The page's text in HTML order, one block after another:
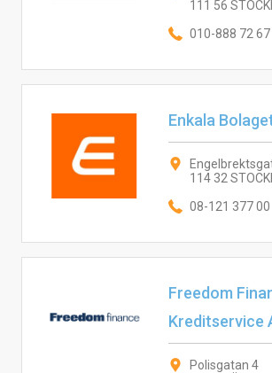
111 56
010-888 72 67
Enkala
114 32
08-121 377 00
Freedom
Kreditservice
Polisgatan 4